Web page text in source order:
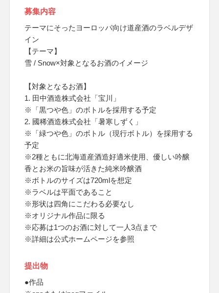
募集内容
テーマにそったヨーロッパ向け道産酒のラベルデザ
イン
【テーマ】
雪 / Snow×対象となるお酒のイメージ
【対象となるお酒】
1. 田中酒造株式会社「宝川」
※「黒つや色」のボトルを採用する予定
2. 國稀酒造株式会社「暑寒しずく」
※「緑つや色」のボトル（現行ボトル）を採用する
予定
※2種ともに北海道産酒造好適米使用、優しい吟醸
香とお米の旨味が活きた純米吟醸酒
※ボトルのサイズは720mlを想定
※ラベルは平面であること
※形状は四角にこだわる必要なし
※オリジナル作品に限る
※応募は1つのお酒に対して一人3点まで
※詳細は公式ホームページを参照
提出物
●作品